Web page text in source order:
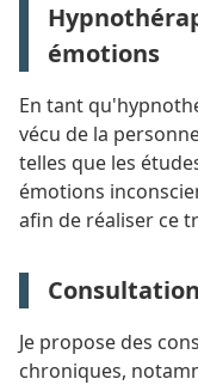
émotions
En tant
vécu de la
telles que les
émotions
afin de réaliser ce
Je propose des
chroniques,